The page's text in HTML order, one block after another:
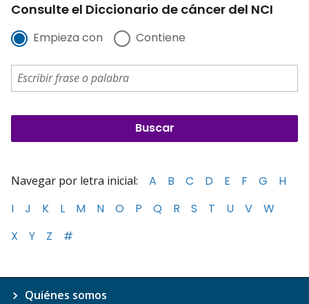
Consulte el Diccionario de cáncer del NCI
Empieza con Contiene
Navegar por letra inicial: A B C D E F G
H
I
J K L M N O P Q R S T U V
W
X
Y Z #
Quiénes somos